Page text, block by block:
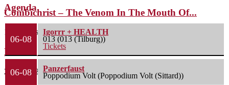
Combichrist – The Venom In The Mouth Of...
1 augustus 2026
Lunatic Soul – Transition II
29 juli 2026
Agenda
06-08
Igorrr + HEALTH
013 (013 (Tilburg))
Tickets
06-08
Panzerfaust
Poppodium Volt (Poppodium Volt (Sittard))